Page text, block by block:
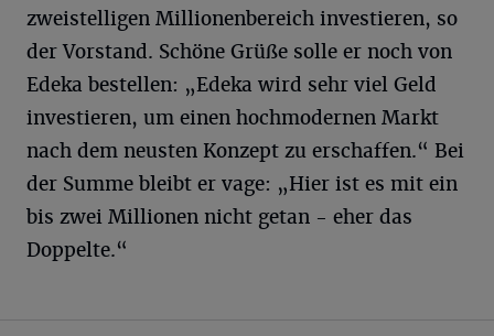
zweistelligen Millionenbereich investieren, so
der Vorstand. Schöne Grüße solle er noch von
Edeka bestellen: „Edeka wird sehr viel Geld
investieren, um einen hochmodernen Markt
nach dem neusten Konzept zu erschaffen.“ Bei
der Summe bleibt er vage: „Hier ist es mit ein
bis zwei Millionen nicht getan - eher das
Doppelte.“